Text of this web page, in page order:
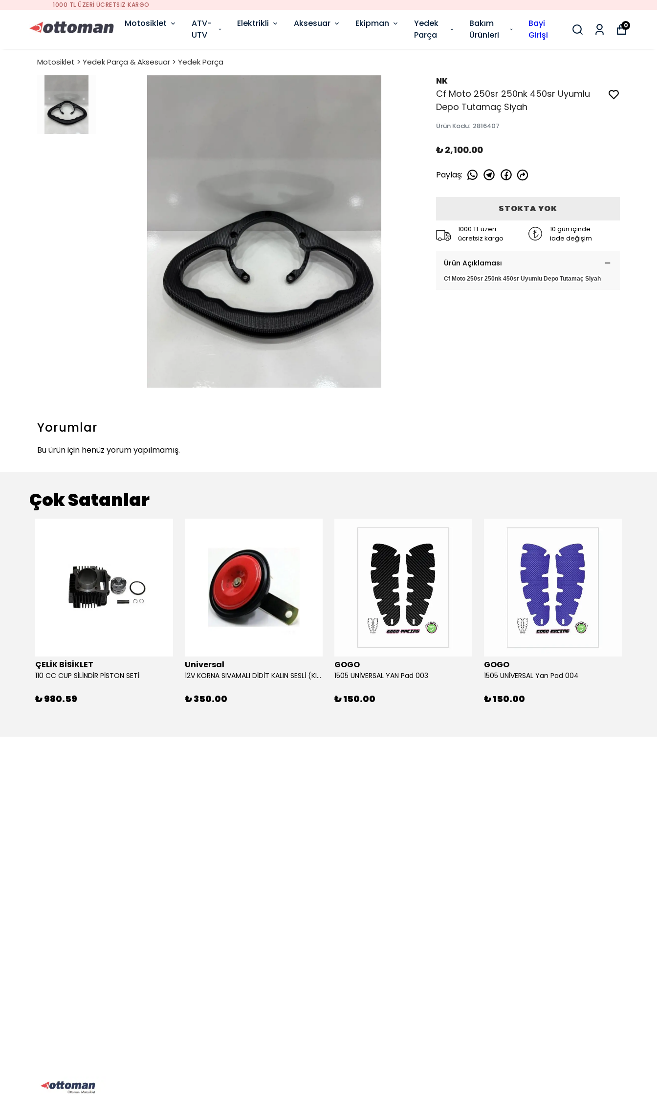
Motosiklet
ATV-
UTV
Elektrikli Aksesuar Ekipman
Yedek
Parça
Bakım
Ürünleri
Bayi
Girişi
0
Motosiklet > Yedek Parça & Aksesuar > Yedek Parça
NK
Cf Moto 250sr 250nk 450sr Uyumlu
Depo Tutamaç Siyah
Ürün Kodu: 2816407
₺ 2,100.00
Paylaş:
STOKTA YOK
1000 TL üzeri
ücretsiz kargo
10 gün içinde
iade değişim
Ürün Açıklaması
Cf Moto 250sr 250nk 450sr Uyumlu Depo Tutamaç Siyah
Yorumlar
Bu ürün için henüz yorum yapılmamış.
Çok Satanlar
ÇELİK BİSİKLET
110 CC CUP SİLİNDİR PİSTON SETİ
₺ 980.59
Universal
12V KORNA SIVAMALI DİDİT KALIN SESLİ (KIRMIZI)
₺ 350.00
GOGO
1505 UNİVERSAL YAN Pad 003
₺ 150.00
GOGO
1505 UNİVERSAL Yan Pad 004
₺ 150.00